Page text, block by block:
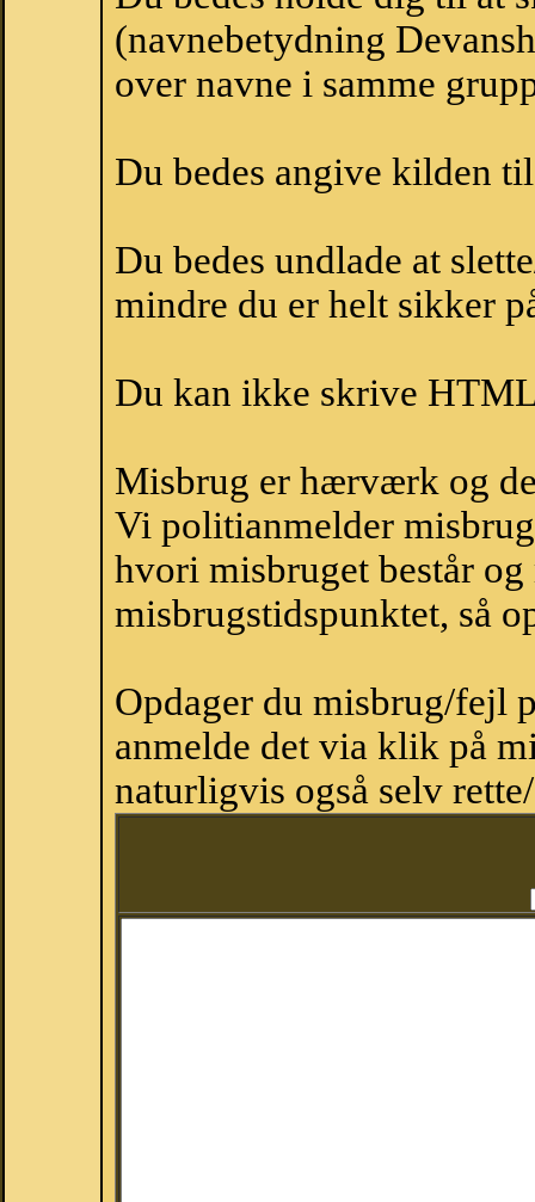
(navnebetydning
over navne i samme
Du bedes angive kilden
Du bedes undlade at
mindre du er helt sikker
Du kan ikke skrive
Misbrug er hærværk og
Vi politianmelder
hvori misbruget består
misbrugstidspunktet, så
Opdager du misbrug/fejl
anmelde det via klik på
naturligvis også selv